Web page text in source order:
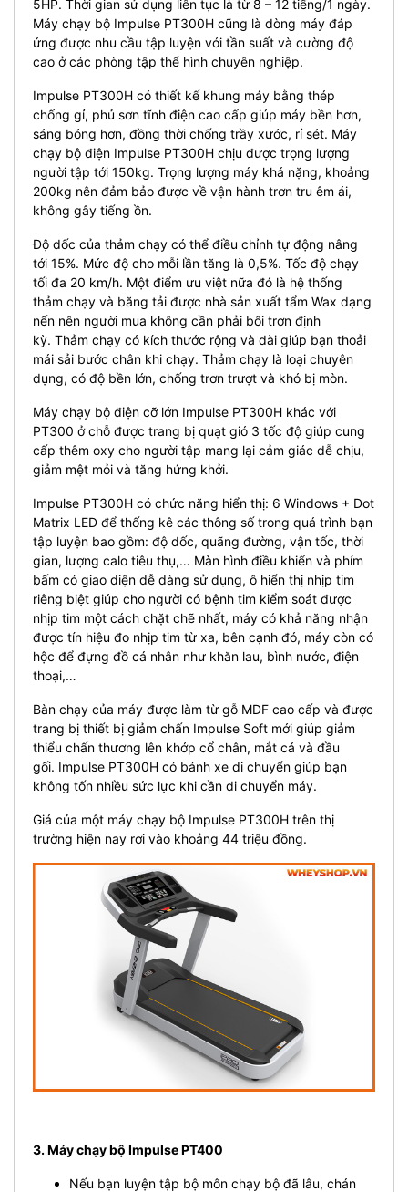
5HP. Thời gian sử dụng liên tục là từ 8 – 12 tiếng/1 ngày.
Máy chạy bộ Impulse PT300H cũng là dòng máy đáp
ứng được nhu cầu tập luyện với tần suất và cường độ
cao ở các phòng tập thể hình chuyên nghiệp.
Impulse PT300H có thiết kế khung máy bằng thép
chống gỉ, phủ sơn tĩnh điện cao cấp giúp máy bền hơn,
sáng bóng hơn, đồng thời chống trầy xước, rỉ sét. Máy
chạy bộ điện Impulse PT300H chịu được trọng lượng
người tập tới 150kg. Trọng lượng máy khá nặng, khoảng
200kg nên đảm bảo được về vận hành trơn tru êm ái,
không gây tiếng ồn.
Độ dốc của thảm chạy có thể điều chỉnh tự động nâng
tới 15%. Mức độ cho mỗi lần tăng là 0,5%. Tốc độ chạy
tối đa 20 km/h. Một điểm ưu việt nữa đó là hệ thống
thảm chạy và băng tải được nhà sản xuất tẩm Wax dạng
nến nên người mua không cần phải bôi trơn định
kỳ. Thảm chạy có kích thước rộng và dài giúp bạn thoải
mái sải bước chân khi chạy. Thảm chạy là loại chuyên
dụng, có độ bền lớn, chống trơn trượt và khó bị mòn.
Máy chạy bộ điện cỡ lớn Impulse PT300H khác với
PT300 ở chỗ được trang bị quạt gió 3 tốc độ giúp cung
cấp thêm oxy cho người tập mang lại cảm giác dễ chịu,
giảm mệt mỏi và tăng hứng khởi.
Impulse PT300H có chức năng hiển thị: 6 Windows + Dot
Matrix LED để thống kê các thông số trong quá trình bạn
tập luyện bao gồm: độ dốc, quãng đường, vận tốc, thời
gian, lượng calo tiêu thụ,… Màn hình điều khiển và phím
bấm có giao diện dễ dàng sử dụng, ô hiển thị nhịp tim
riêng biệt giúp cho người có bệnh tim kiểm soát được
nhịp tim một cách chặt chẽ nhất, máy có khả năng nhận
được tín hiệu đo nhịp tim từ xa, bên cạnh đó, máy còn có
hộc để đựng đồ cá nhân như khăn lau, bình nước, điện
thoại,…
Bàn chạy của máy được làm từ gỗ MDF cao cấp và được
trang bị thiết bị giảm chấn Impulse Soft mới giúp giảm
thiểu chấn thương lên khớp cổ chân, mắt cá và đầu
gối. Impulse PT300H có bánh xe di chuyển giúp bạn
không tốn nhiều sức lực khi cần di chuyển máy.
Giá của một máy chạy bộ Impulse PT300H trên thị
trường hiện nay rơi vào khoảng 44 triệu đồng.
3. Máy chạy bộ Impulse PT400
Nếu bạn luyện tập bộ môn chạy bộ đã lâu, chán